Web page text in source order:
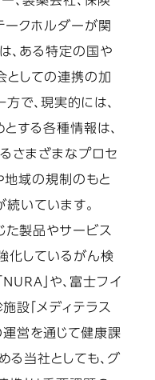
ークホルダーが関
、ある特定の国や
としての連携の加
で、現実的には、
する各種情報は、
さまざまなプロセ
地域の規制のもと
続いています。
た製品やサービス
化しているがん検
」や、富士フイ
設「メディテラス
運営を通じて健康課
る当社としても、グ